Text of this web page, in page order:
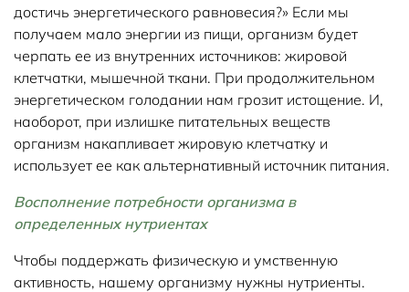
достичь энергетического равновесия?» Если мы
получаем мало энергии из пищи, организм будет
черпать ее из внутренних источников: жировой
клетчатки, мышечной ткани. При продолжительном
энергетическом голодании нам грозит истощение. И,
наоборот, при излишке питательных веществ
организм накапливает жировую клетчатку и
использует ее как альтернативный источник питания.
Восполнение потребности организма в
определенных нутриентах
Чтобы поддержать физическую и умственную
активность, нашему организму нужны нутриенты.